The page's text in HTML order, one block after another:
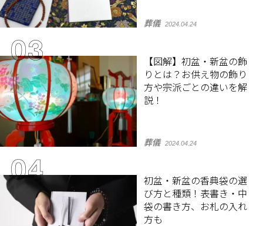
葬儀 2024.04.24
【図解】初盆・新盆の飾
りとは？お供え物の飾り
方や宗派ごとの違いを解
説！
葬儀 2024.04.24
初盆・新盆の香典袋の選
び方と種類！表書き・中
袋の書き方、お札の入れ
方も